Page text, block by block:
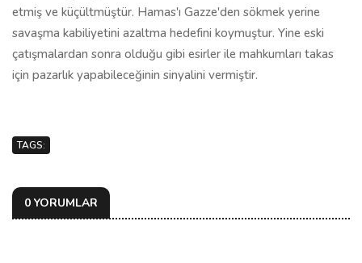
etmiş ve küçültmüştür. Hamas'ı Gazze'den sökmek yerine
savaşma kabiliyetini azaltma hedefini koymuştur. Yine eski
çatışmalardan sonra olduğu gibi esirler ile mahkumları takas
için pazarlık yapabileceğinin sinyalini vermiştir.
TAGS:
0 YORUMLAR